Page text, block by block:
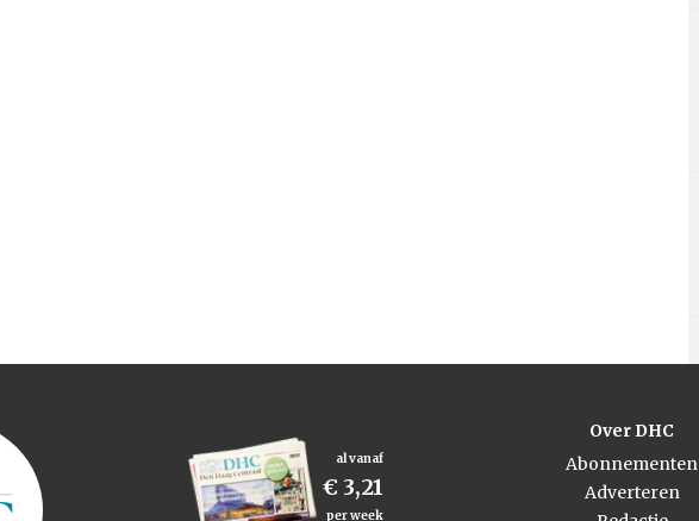
al vanaf
€ 3,21
per week
Over DHC
Abonnementen
Adverteren